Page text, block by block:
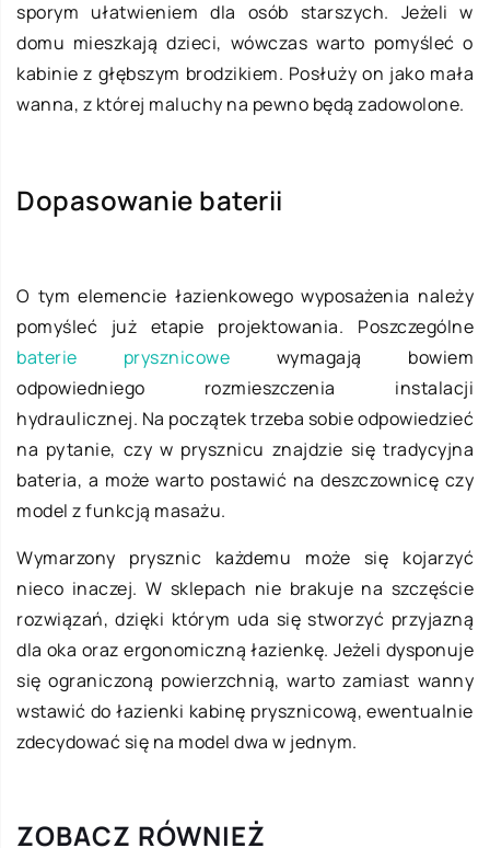
sporym ułatwieniem dla osób starszych. Jeżeli w
domu mieszkają dzieci, wówczas warto pomyśleć o
kabinie z głębszym brodzikiem. Posłuży on jako mała
wanna, z której maluchy na pewno będą zadowolone.
Dopasowanie baterii
O tym elemencie łazienkowego wyposażenia należy
pomyśleć już etapie projektowania. Poszczególne
baterie prysznicowe wymagają bowiem
odpowiedniego rozmieszczenia instalacji
hydraulicznej. Na początek trzeba sobie odpowiedzieć
na pytanie, czy w prysznicu znajdzie się tradycyjna
bateria, a może warto postawić na deszczownicę czy
model z funkcją masażu.
Wymarzony prysznic każdemu może się kojarzyć
nieco inaczej. W sklepach nie brakuje na szczęście
rozwiązań, dzięki którym uda się stworzyć przyjazną
dla oka oraz ergonomiczną łazienkę. Jeżeli dysponuje
się ograniczoną powierzchnią, warto zamiast wanny
wstawić do łazienki kabinę prysznicową, ewentualnie
zdecydować się na model dwa w jednym.
ZOBACZ RÓWNIEŻ